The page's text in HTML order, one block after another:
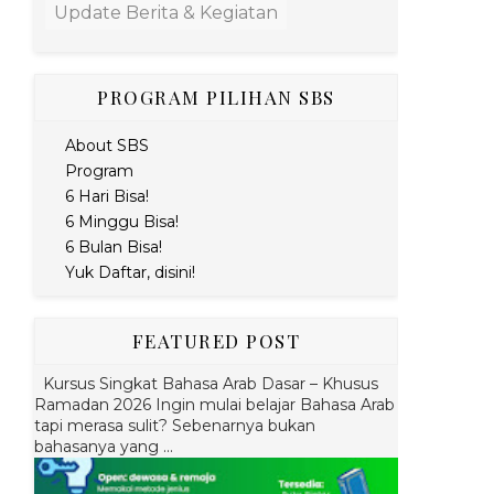
Update Berita & Kegiatan
PROGRAM PILIHAN SBS
About SBS
Program
6 Hari Bisa!
6 Minggu Bisa!
6 Bulan Bisa!
Yuk Daftar, disini!
FEATURED POST
Kursus Singkat Bahasa Arab Dasar – Khusus
Ramadan 2026 Ingin mulai belajar Bahasa Arab
tapi merasa sulit? Sebenarnya bukan
bahasanya yang ...